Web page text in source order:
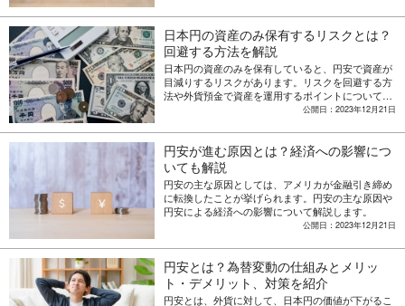
日本円の資産のみ保有するリスクとは？
回避する方法を解説
日本円の資産のみを保有していると、円安で資産が
目減りするリスクがあります。リスクを回避する方
法や外貨預金で資産を運用するポイントについて解
公開日：2023年12月21日
円安が進む原因とは？経済への影響につ
いても解説
円安の主な原因としては、アメリカが金融引き締め
に転換したことが挙げられます。円安の主な原因や
円安による経済への影響について解説します。
公開日：2023年12月21日
円安とは？為替変動の仕組みとメリッ
ト・デメリット、対策を紹介
円安とは、外貨に対して、日本円の価値が下がるこ